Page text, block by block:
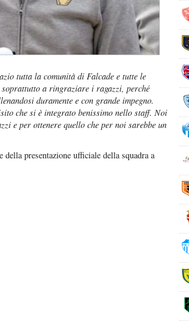
tutta la comunità di Falcade e tutte le
a ringraziare i ragazzi, perché
duramente e con grande impegno.
che si è integrato benissimo nello staff. Noi
e per ottenere quello che per noi sarebbe un
presentazione ufficiale della squadra a